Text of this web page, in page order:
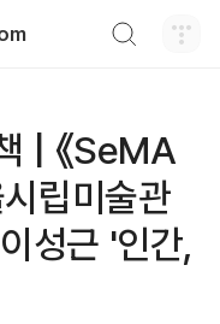
| 《SeMA
립미술관
성근 '인간,